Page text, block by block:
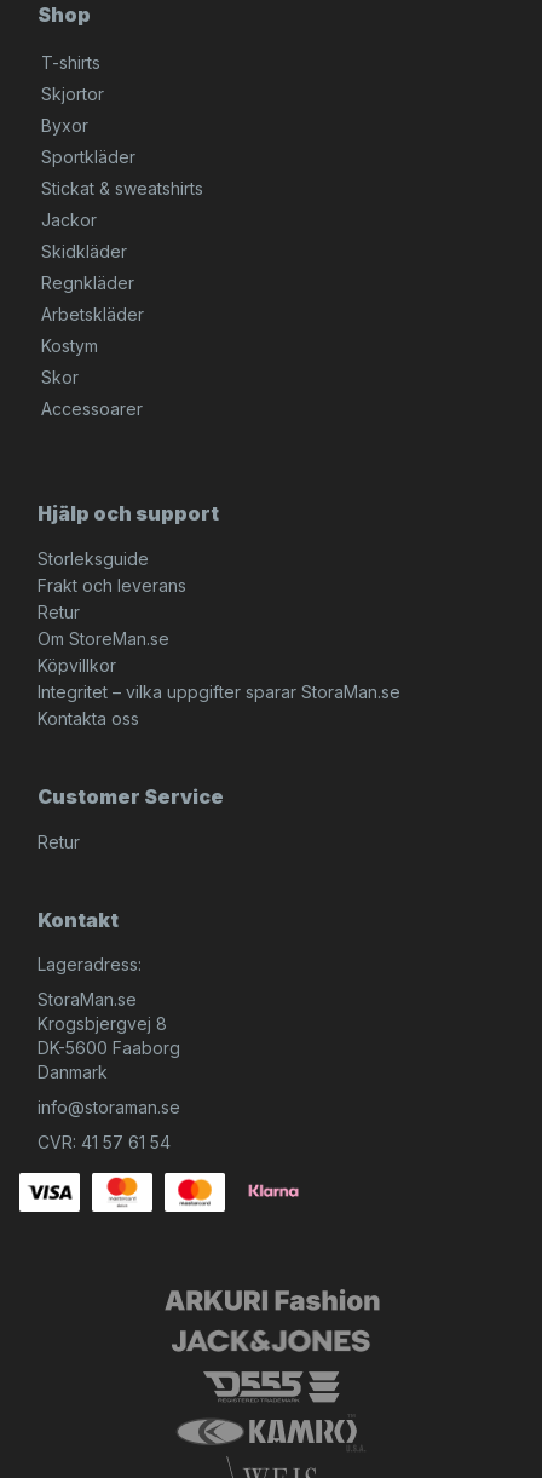
Shop
T-shirts
Skjortor
Byxor
Sportkläder
Stickat & sweatshirts
Jackor
Skidkläder
Regnkläder
Arbetskläder
Kostym
Skor
Accessoarer
Hjälp och support
Storleksguide
Frakt och leverans
Retur
Om StoreMan.se
Köpvillkor
Integritet – vilka uppgifter sparar StoraMan.se
Kontakta oss
Customer Service
Retur
Kontakt
Lageradress:
StoraMan.se
Krogsbjergvej 8
DK-5600 Faaborg
Danmark
info@storaman.se
CVR: 41 57 61 54